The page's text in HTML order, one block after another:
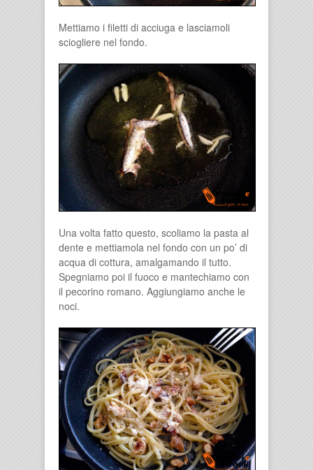
Mettiamo i filetti di acciuga e lasciamoli
sciogliere nel fondo.
Una volta fatto questo, scoliamo la pasta al
dente e mettiamola nel fondo con un po’ di
acqua di cottura, amalgamando il tutto.
Spegniamo poi il fuoco e mantechiamo con
il pecorino romano. Aggiungiamo anche le
noci.